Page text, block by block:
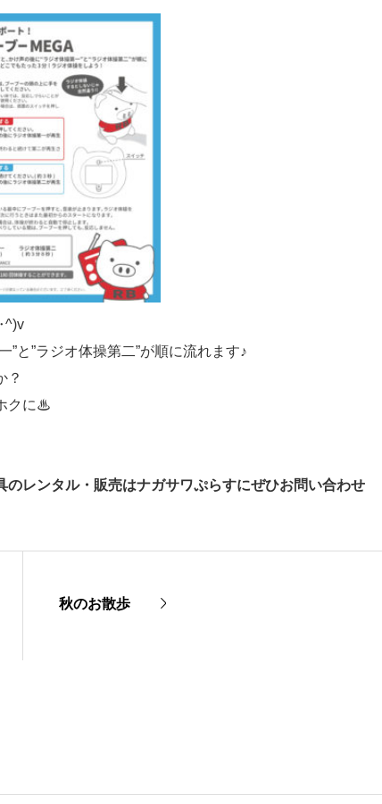
と”ラジオ体操第二”が順に流れます♪
？
クに♨
レンタル・販売はナガサワぷらすにぜひお問い合わせ
秋のお散歩